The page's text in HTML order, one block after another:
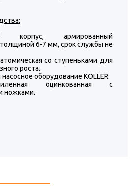
армированный
6-7 мм, срок службы не
со ступеньками для
роста.
оборудование KOLLER.
оцинкованная с
ножками.